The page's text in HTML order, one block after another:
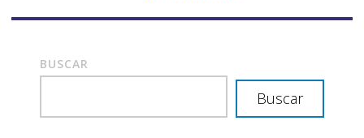
BUSCAR
Buscar